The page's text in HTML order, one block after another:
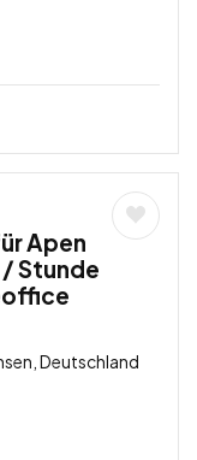
Apen
Stunde
Deutschland